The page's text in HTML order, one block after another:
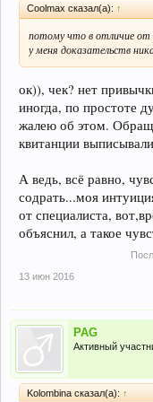
Coolmax сказал(а): ↑
потому что в отличие от
у меня доказательств
ок)), чек? нет
иногда, по простоте
жалею об этом.
квитанции
А ведь, всё равно,
содрать...моя
от специалиста,
объяснил, а такое
13 июн 2016
PAG
Активный
Kolombina сказал(а): ↑